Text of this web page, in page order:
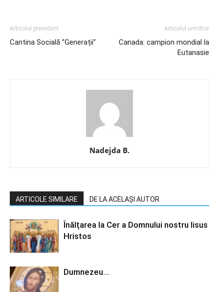
Articolul precedent
Cantina Socială ”Generații”
Articolul următor
Canada: campion mondial la
Eutanasie
Nadejda B.
ARTICOLE SIMILARE DE LA ACELAȘI AUTOR
Înălțarea la Cer a Domnului nostru Iisus
Hristos
Dumnezeu…